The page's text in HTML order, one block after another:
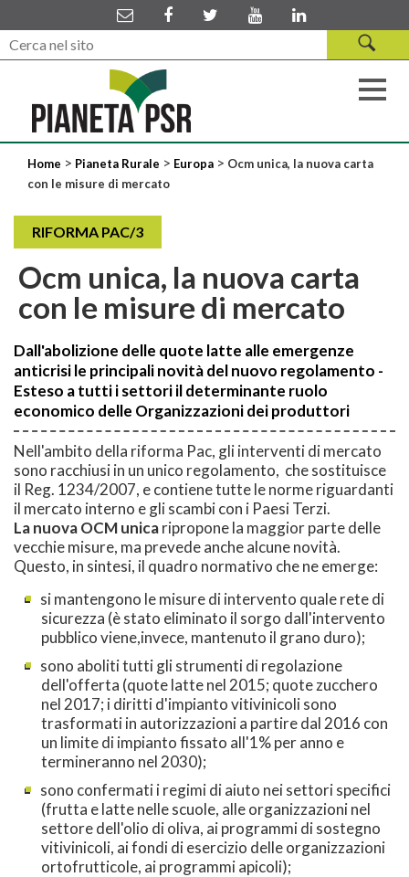
Home > Pianeta Rurale > Europa > Ocm unica, la nuova carta
con le misure di mercato
RIFORMA PAC/3
Ocm unica, la nuova carta
con le misure di mercato
Dall'abolizione delle quote latte alle emergenze
anticrisi le principali novità del nuovo regolamento -
Esteso a tutti i settori il determinante ruolo
economico delle Organizzazioni dei produttori
Nell'ambito della riforma Pac, gli interventi di mercato
sono racchiusi in un unico regolamento, che sostituisce
il Reg. 1234/2007, e contiene tutte le norme riguardanti
il mercato interno e gli scambi con i Paesi Terzi.
La nuova OCM unicaripropone la maggior parte delle
vecchie misure, ma prevede anche alcune novità.
Questo, in sintesi, il quadro normativo che ne emerge:
si mantengono le misure di intervento quale rete di
sicurezza (è stato eliminato il sorgo dall'intervento
pubblico viene,invece, mantenuto il grano duro);
sono aboliti tutti gli strumenti di regolazione
dell'offerta (quote latte nel 2015; quote zucchero
nel 2017; i diritti d'impianto vitivinicoli sono
trasformati in autorizzazioni a partire dal 2016 con
un limite di impianto fissato all'1% per anno e
termineranno nel 2030);
sono confermati i regimi di aiuto nei settori specifici
(frutta e latte nelle scuole, alle organizzazioni nel
settore dell'olio di oliva, ai programmi di sostegno
vitivinicoli, ai fondi di esercizio delle organizzazioni
ortofrutticole, ai programmi apicoli);